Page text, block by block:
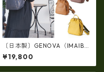
〔日本製〕GENOVA（IMAIBA
G）牛革製・シュリンクヌメ
Ｗジッパー・コンパクトリュ
ック ir-2858
¥19,800